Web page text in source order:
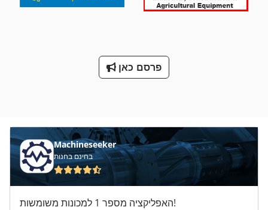
פרסם כאן
Machineseeker
בחינם בחנות
האפליקציה מספר 1 למכונות משומשות!